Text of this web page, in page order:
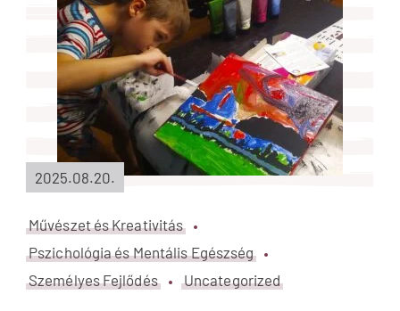
2025.08.20.
Művészet és Kreativitás
Pszichológia és Mentális Egészség
Személyes Fejlődés
Uncategorized